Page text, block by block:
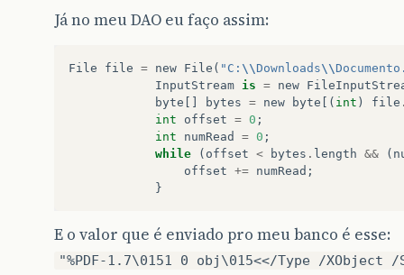
Já no meu DAO eu faço assim:
File file = new File ( "C: \\ Downloads\\
InputStream is = new
byte
bytes = new byte [( int ) file
int
offset = 0 ;
int
numRead = 0 ;
while
( offset < bytes . length && (
offset += numRead ;
}
E o valor que é enviado pro meu banco é esse:
"%PDF-1.7\0151 0 obj\015<</Type /XObject